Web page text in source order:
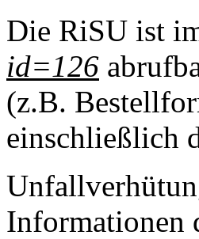
Die RiSU ist
id=126
(z.B.
einschließlich
Informationen